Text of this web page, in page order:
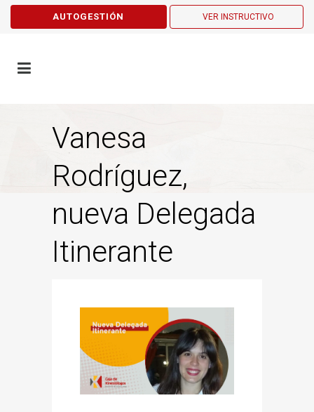
AUTOGESTIÓN VER INSTRUCTIVO
Vanesa
Rodríguez,
nueva Delegada
Itinerante